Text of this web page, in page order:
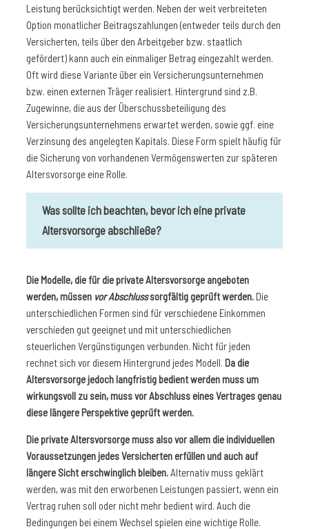
Leistung berücksichtigt werden. Neben der weit verbreiteten
Option monatlicher Beitragszahlungen (entweder teils durch den
Versicherten, teils über den Arbeitgeber bzw. staatlich
gefördert) kann auch ein einmaliger Betrag eingezahlt werden.
Oft wird diese Variante über ein Versicherungsunternehmen
bzw. einen externen Träger realisiert. Hintergrund sind z.B.
Zugewinne, die aus der Überschussbeteiligung des
Versicherungsunternehmens erwartet werden, sowie ggf. eine
Verzinsung des angelegten Kapitals. Diese Form spielt häufig für
die Sicherung von vorhandenen Vermögenswerten zur späteren
Altersvorsorge eine Rolle.
Was sollte ich beachten, bevor ich eine private
Altersvorsorge abschließe?
Die Modelle, die für die private Altersvorsorge angeboten
werden, müssen vor Abschlusssorgfältig geprüft werden. Die
unterschiedlichen Formen sind für verschiedene Einkommen
verschieden gut geeignet und mit unterschiedlichen
steuerlichen Vergünstigungen verbunden. Nicht für jeden
rechnet sich vor diesem Hintergrund jedes Modell.Da die
Altersvorsorge jedoch langfristig bedient werden muss um
wirkungsvoll zu sein, muss vor Abschluss eines Vertrages genau
diese längere Perspektive geprüft werden.
Die private Altersvorsorge muss also vor allem die individuellen
Voraussetzungen jedes Versicherten erfüllen und auch auf
längere Sicht erschwinglich bleiben. Alternativ muss geklärt
werden, was mit den erworbenen Leistungen passiert, wenn ein
Vertrag ruhen soll oder nicht mehr bedient wird. Auch die
Bedingungen bei einem Wechsel spielen eine wichtige Rolle.